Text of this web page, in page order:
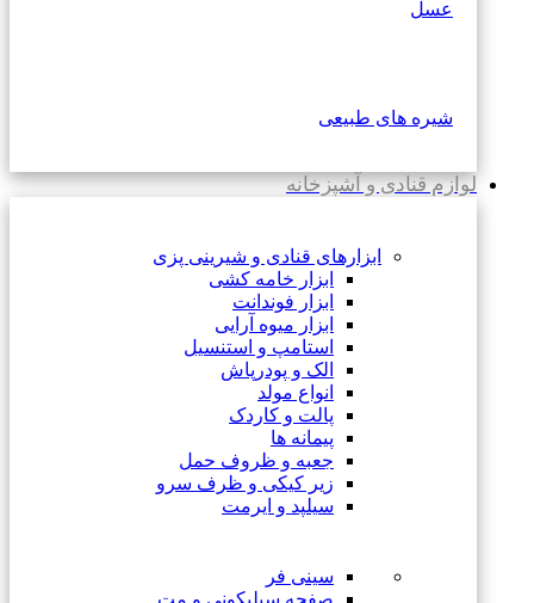
عسل
شیره های طبیعی
لوازم قنادی و آشپزخانه
ابزارهای قنادی و شیرینی پزی
ابزار خامه کشی
ابزار فوندانت
ابزار میوه آرایی
استامپ و استنسیل
الک و پودرپاش
انواع مولد
پالت و کاردک
پیمانه ها
جعبه و ظروف حمل
زیر کیکی و ظرف سرو
سیلپد و ایرمت
سینی فر
صفحه سیلیکونی و مت